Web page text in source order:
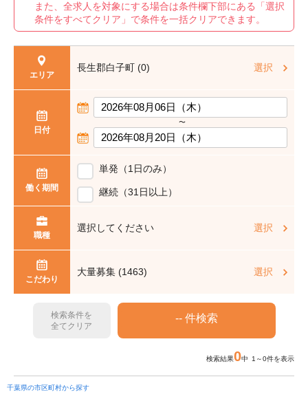
また、全求人を対象にする場合は条件欄下部にある「選択
条件をすべてクリア」で条件を一括クリアできます。
エリア
長生郡白子町 (0) 選択
日付
〜
働く期間
単発（1日のみ）
継続（31日以上）
職種
選択してください 選択
こだわり
大量募集 (1463) 選択
検索条件を
全てクリア
検索結果0中 1～0件を表示
千葉県の市区町村から探す